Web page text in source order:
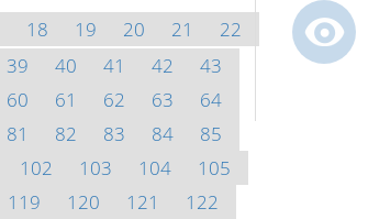
18 19 20 21
22
39 40 41 42
43
60 61 62 63
64
81 82 83 84
85
102 103 104
105
119 120 121
122